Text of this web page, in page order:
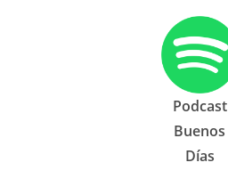
Podcast
Buenos
Días